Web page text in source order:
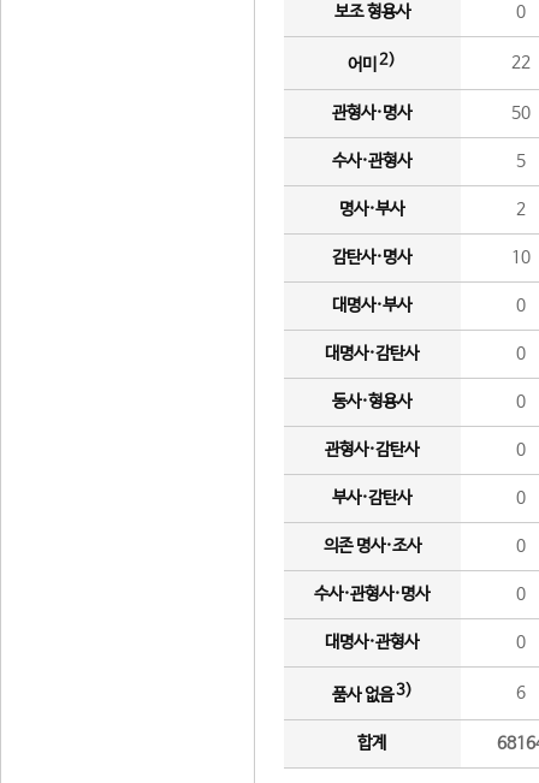
보조 형용사 0
어미 2) 22
관형사·명사 50
수사·관형사 5
명사·부사 2
감탄사·명사 10
대명사·부사 0
대명사·감탄사 0
동사·형용사 0
관형사·감탄사 0
부사·감탄사 0
의존 명사·조사 0
수사·관형사·명사 0
대명사·관형사 0
품사 없음3) 6
합계